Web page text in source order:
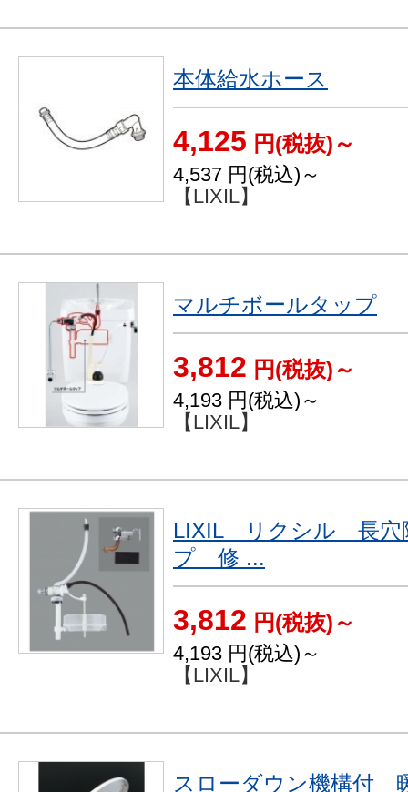
本体給水ホース
4,125 円(税抜)～
4,537 円(税込)～
【LIXIL】
マルチボールタップ
3,812 円(税抜)～
4,193 円(税込)～
【LIXIL】
LIXIL リクシル 長穴
プ 修 ...
3,812 円(税抜)～
4,193 円(税込)～
【LIXIL】
スローダウン機構付